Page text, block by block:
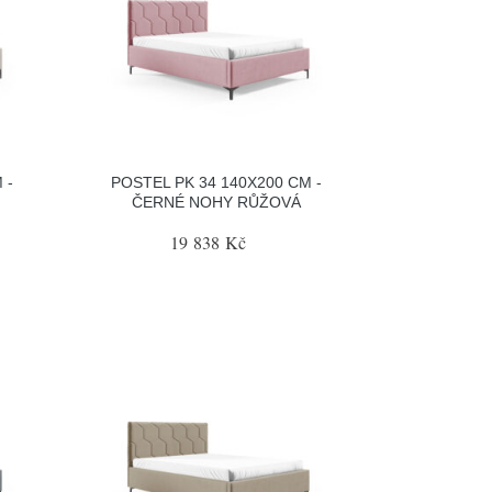
-
POSTEL PK 34 140X200 CM -
ČERNÉ NOHY RŮŽOVÁ
19 838 Kč